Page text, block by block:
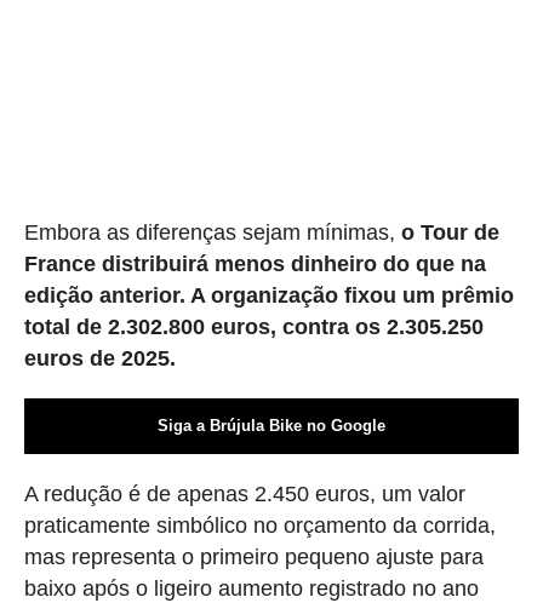
Embora as diferenças sejam mínimas, o Tour de
France distribuirá menos dinheiro do que na
edição anterior. A organização fixou um prêmio
total de 2.302.800 euros, contra os 2.305.250
euros de 2025.
Siga a Brújula Bike no Google
A redução é de apenas 2.450 euros, um valor
praticamente simbólico no orçamento da corrida,
mas representa o primeiro pequeno ajuste para
baixo após o ligeiro aumento registrado no ano